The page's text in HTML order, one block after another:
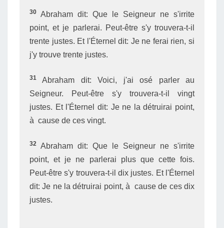
30 Abraham dit: Que le Seigneur ne s'irrite
point, et je parlerai. Peut-être s'y trouvera-t-il
trente justes. Et l'Éternel dit: Je ne ferai rien, si
j'y trouve trente justes.
31
Abraham dit: Voici, j'ai osé parler au
Seigneur. Peut-être s'y trouvera-t-il vingt
justes. Et l'Éternel dit: Je ne la détruirai point,
à cause de ces vingt.
32 Abraham dit: Que le Seigneur ne s'irrite
point, et je ne parlerai plus que cette fois.
Peut-être s'y trouvera-t-il dix justes. Et l'Éternel
dit: Je ne la détruirai point, à cause de ces dix
justes.